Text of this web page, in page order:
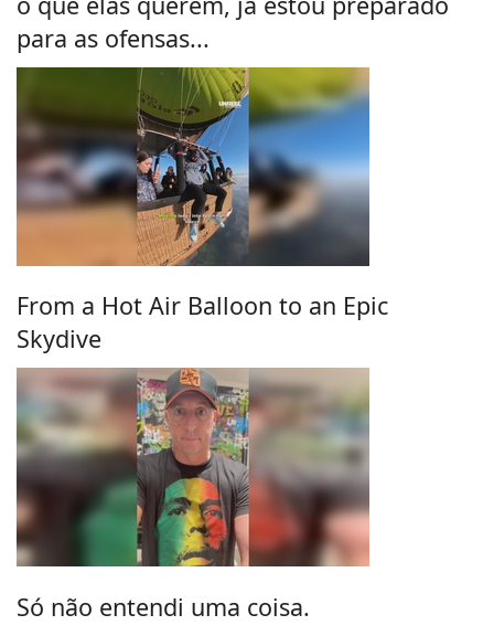
para as ofensas...
From a Hot Air Balloon to an Epic
Skydive
Só não entendi uma coisa.